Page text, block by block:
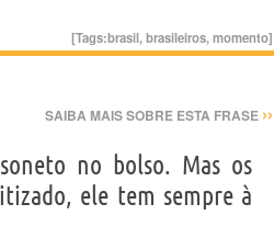
[Tags:brasil,brasileiros,momento]
SAIBA MAIS SOBRE ESTA FRASE ››
no bolso. Mas os
ele tem sempre à